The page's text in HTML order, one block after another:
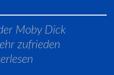
Moby Dick
zufrieden